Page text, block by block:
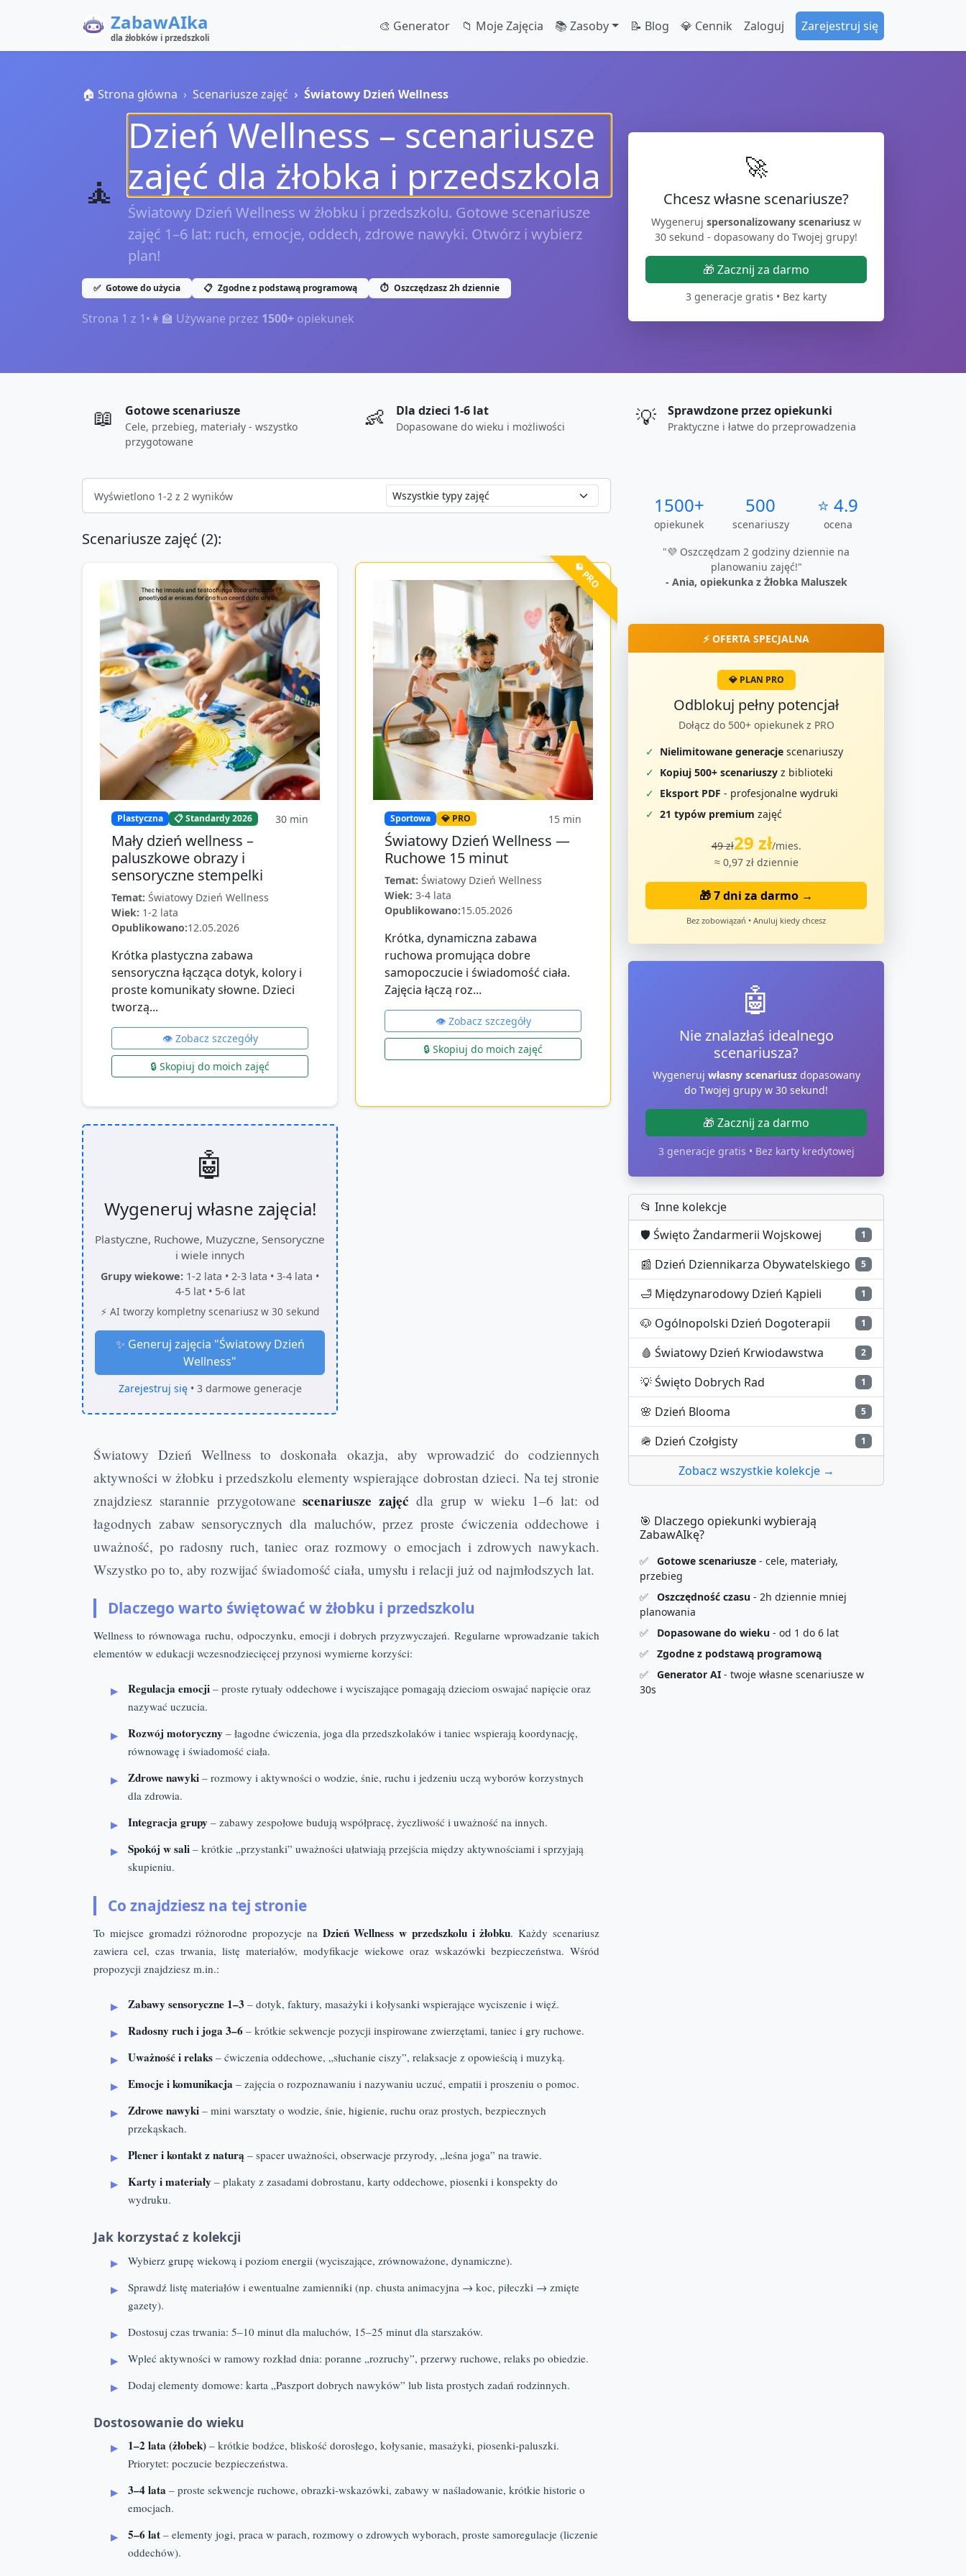
ZabawAIka
dla żłobków i przedszkoli
🎨 Generator 📁 Moje Zajęcia 📚 Zasoby 📝 Blog 💎 Cennik Zaloguj Zarejestruj się
🏠 Strona główna Scenariusze zajęć Światowy Dzień Wellness
🧘
Dzień Wellness – scenariusze
zajęć dla żłobka i przedszkola
Światowy Dzień Wellness w żłobku i przedszkolu. Gotowe scenariusze
zajęć 1–6 lat: ruch, emocje, oddech, zdrowe nawyki. Otwórz i wybierz
plan!
✅ Gotowe do użycia 📋 Zgodne z podstawą programową ⏱️ Oszczędzasz 2h dziennie
Strona 1 z 1• 👩‍🏫 Używane przez 1500+ opiekunek
🚀
Chcesz własne scenariusze?
Wygeneruj spersonalizowany scenariusz w
30 sekund - dopasowany do Twojej grupy!
🎁 Zacznij za darmo
3 generacje gratis • Bez karty
📖 Gotowe scenariusze
Cele, przebieg, materiały - wszystko
przygotowane
👶 Dla dzieci 1-6 lat
Dopasowane do wieku i możliwości 💡 Sprawdzone przez opiekunki
Praktyczne i łatwe do przeprowadzenia
Wyświetlono 1-2 z 2 wyników
Scenariusze zajęć (2):
Plastyczna 📋 Standardy 2026 30 min
Mały dzień wellness –
paluszkowe obrazy i
sensoryczne stempelki
Temat: Światowy Dzień Wellness
Wiek: 1-2 lata
Opublikowano:12.05.2026
Krótka plastyczna zabawa
sensoryczna łącząca dotyk, kolory i
proste komunikaty słowne. Dzieci
tworzą...
👁️ Zobacz szczegóły
🔒 Skopiuj do moich zajęć
💎 PRO
Sportowa 💎 PRO 15 min
Światowy Dzień Wellness —
Ruchowe 15 minut
Temat: Światowy Dzień Wellness
Wiek: 3-4 lata
Opublikowano:15.05.2026
Krótka, dynamiczna zabawa
ruchowa promująca dobre
samopoczucie i świadomość ciała.
Zajęcia łączą roz...
👁️ Zobacz szczegóły
🔒 Skopiuj do moich zajęć
🤖
Wygeneruj własne zajęcia!
Plastyczne, Ruchowe, Muzyczne, Sensoryczne
i wiele innych
Grupy wiekowe: 1-2 lata • 2-3 lata • 3-4 lata •
4-5 lat • 5-6 lat
⚡ AI tworzy kompletny scenariusz w 30 sekund
✨ Generuj zajęcia "Światowy Dzień
Wellness"
Zarejestruj się• 3 darmowe generacje
Światowy Dzień Wellness to doskonała okazja, aby wprowadzić do codziennych
aktywności w żłobku i przedszkolu elementy wspierające dobrostan dzieci. Na tej stronie
znajdziesz starannie przygotowanescenariusze zajęć dla grup w wieku 1–6 lat: od
łagodnych zabaw sensorycznych dla maluchów, przez proste ćwiczenia oddechowe i
uważność, po radosny ruch, taniec oraz rozmowy o emocjach i zdrowych nawykach.
Wszystko po to, aby rozwijać świadomość ciała, umysłu i relacji już od najmłodszych lat.
Dlaczego warto świętować w żłobku i przedszkolu
Wellness to równowaga ruchu, odpoczynku, emocji i dobrych przyzwyczajeń. Regularne wprowadzanie takich
elementów w edukacji wczesnodziecięcej przynosi wymierne korzyści:
Regulacja emocji – proste rytuały oddechowe i wyciszające pomagają dzieciom oswajać napięcie oraz
nazywać uczucia.
Rozwój motoryczny – łagodne ćwiczenia, joga dla przedszkolaków i taniec wspierają koordynację,
równowagę i świadomość ciała.
Zdrowe nawyki – rozmowy i aktywności o wodzie, śnie, ruchu i jedzeniu uczą wyborów korzystnych
dla zdrowia.
Integracja grupy – zabawy zespołowe budują współpracę, życzliwość i uważność na innych.
Spokój w sali – krótkie „przystanki” uważności ułatwiają przejścia między aktywnościami i sprzyjają
skupieniu.
Co znajdziesz na tej stronie
To miejsce gromadzi różnorodne propozycje na Dzień Wellness w przedszkolu i żłobku. Każdy scenariusz
zawiera cel, czas trwania, listę materiałów, modyfikacje wiekowe oraz wskazówki bezpieczeństwa. Wśród
propozycji znajdziesz m.in.:
Zabawy sensoryczne 1–3 – dotyk, faktury, masażyki i kołysanki wspierające wyciszenie i więź.
Radosny ruch i joga 3–6 – krótkie sekwencje pozycji inspirowane zwierzętami, taniec i gry ruchowe.
Uważność i relaks – ćwiczenia oddechowe, „słuchanie ciszy”, relaksacje z opowieścią i muzyką.
Emocje i komunikacja – zajęcia o rozpoznawaniu i nazywaniu uczuć, empatii i proszeniu o pomoc.
Zdrowe nawyki – mini warsztaty o wodzie, śnie, higienie, ruchu oraz prostych, bezpiecznych
przekąskach.
Plener i kontakt z naturą – spacer uważności, obserwacje przyrody, „leśna joga” na trawie.
Karty i materiały – plakaty z zasadami dobrostanu, karty oddechowe, piosenki i konspekty do
wydruku.
Jak korzystać z kolekcji
Wybierz grupę wiekową i poziom energii (wyciszające, zrównoważone, dynamiczne).
Sprawdź listę materiałów i ewentualne zamienniki (np. chusta animacyjna → koc, piłeczki → zmięte
gazety).
Dostosuj czas trwania: 5–10 minut dla maluchów, 15–25 minut dla starszaków.
Wpleć aktywności w ramowy rozkład dnia: poranne „rozruchy”, przerwy ruchowe, relaks po obiedzie.
Dodaj elementy domowe: karta „Paszport dobrych nawyków” lub lista prostych zadań rodzinnych.
Dostosowanie do wieku
1–2 lata (żłobek) – krótkie bodźce, bliskość dorosłego, kołysanie, masażyki, piosenki-paluszki.
Priorytet: poczucie bezpieczeństwa.
3–4 lata – proste sekwencje ruchowe, obrazki-wskazówki, zabawy w naśladowanie, krótkie historie o
emocjach.
5–6 lat – elementy jogi, praca w parach, rozmowy o zdrowych wyborach, proste samoregulacje (liczenie
oddechów).
1500+
opiekunek
500
scenariuszy
⭐ 4.9
ocena
"💜 Oszczędzam 2 godziny dziennie na
planowaniu zajęć!"
- Ania, opiekunka z Żłobka Maluszek
⚡ OFERTA SPECJALNA
💎 PLAN PRO
Odblokuj pełny potencjał
Dołącz do 500+ opiekunek z PRO
✓ Nielimitowane generacje scenariuszy
✓ Kopiuj 500+ scenariuszy z biblioteki
✓ Eksport PDF - profesjonalne wydruki
✓ 21 typów premium zajęć
49 zł29 zł/mies.
≈ 0,97 zł dziennie
🎁 7 dni za darmo →
Bez zobowiązań • Anuluj kiedy chcesz
🤖
Nie znalazłaś idealnego
scenariusza?
Wygeneruj własny scenariuszdopasowany
do Twojej grupy w 30 sekund!
🎁 Zacznij za darmo
3 generacje gratis • Bez karty kredytowej
📂 Inne kolekcje
🛡️ Święto Żandarmerii Wojskowej 1
📰 Dzień Dziennikarza Obywatelskiego 5
🛁 Międzynarodowy Dzień Kąpieli 1
🐶 Ogólnopolski Dzień Dogoterapii 1
🩸 Światowy Dzień Krwiodawstwa 2
💡Święto Dobrych Rad 1
🌸 Dzień Blooma 5
🪖 Dzień Czołgisty 1
Zobacz wszystkie kolekcje →
🎯 Dlaczego opiekunki wybierają
ZabawAIkę?
✅ Gotowe scenariusze - cele, materiały,
przebieg
✅
Oszczędność czasu - 2h dziennie mniej
planowania
✅
Dopasowane do wieku - od 1 do 6 lat
✅
Zgodne z podstawą programową
✅
Generator AI - twoje własne scenariusze w
30s